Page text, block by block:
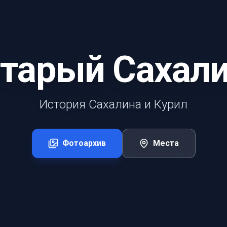
История Сахалина и Курил
Фотоархив Места